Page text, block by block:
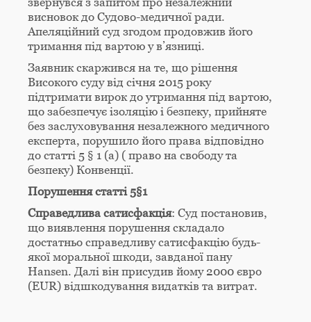
висновок до Судово-медичної ради.
Апеляційний суд згодом продовжив його
тримання під вартою у в’язниці.
Заявник скаржився на те, що рішення
Високого суду від січня 2015 року
підтримати вирок до утримання під вартою,
що забезпечує ізоляцію і безпеку, прийняте
без заслуховування незалежного медичного
експерта, порушило його права відповідно
до статті 5 § 1 (а) ( право на свободу та
безпеку) Конвенції.
Порушення статті 5§1
Справедлива сатисфакція: Суд постановив,
що виявлення порушення складало
достатньо справедливу сатисфакцію будь-
якої моральної шкоди, завданої пану
Hansen. Далі він присудив йому 2000 євро
(EUR) відшкодування видатків та витрат.